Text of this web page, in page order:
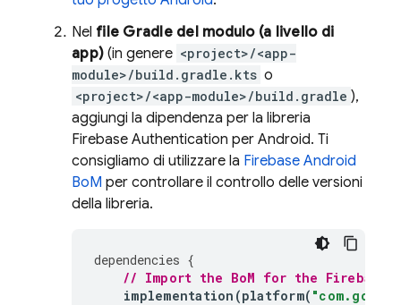
Nel file Gradle del modulo (a livello di
app) (in genere <project>/<app-
module>/build.gradle.kts o
<project>/<app-module>/build.gradle ),
aggiungi la dipendenza per la libreria
Firebase Authentication per Android. Ti
consigliamo di utilizzare la Firebase Android
BoM per controllare il controllo delle versioni
della libreria.
dependencies {
// Import the BoM for the Firebase
implementation (platform(